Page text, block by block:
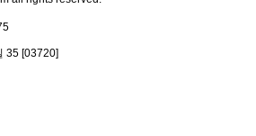
35 [03720]